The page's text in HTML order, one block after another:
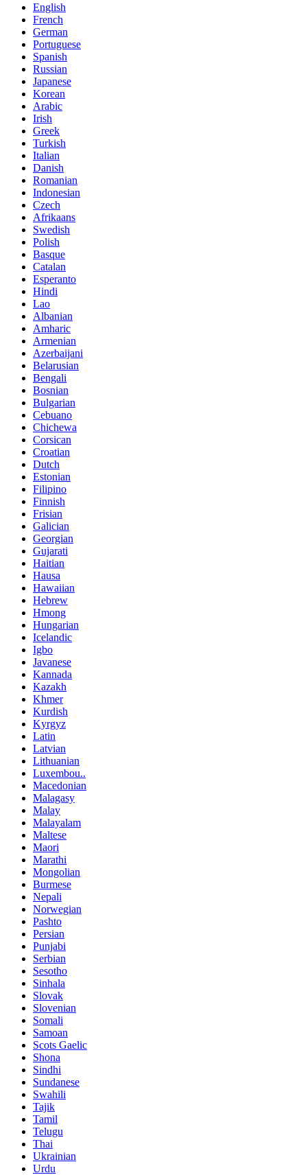
English
French
German
Portuguese
Spanish
Russian
Japanese
Korean
Arabic
Irish
Greek
Turkish
Italian
Danish
Romanian
Indonesian
Czech
Afrikaans
Swedish
Polish
Basque
Catalan
Esperanto
Hindi
Lao
Albanian
Amharic
Armenian
Azerbaijani
Belarusian
Bengali
Bosnian
Bulgarian
Cebuano
Chichewa
Corsican
Croatian
Dutch
Estonian
Filipino
Finnish
Frisian
Galician
Georgian
Gujarati
Haitian
Hausa
Hawaiian
Hebrew
Hmong
Hungarian
Icelandic
Igbo
Javanese
Kannada
Kazakh
Khmer
Kurdish
Kyrgyz
Latin
Latvian
Lithuanian
Luxembou..
Macedonian
Malagasy
Malay
Malayalam
Maltese
Maori
Marathi
Mongolian
Burmese
Nepali
Norwegian
Pashto
Persian
Punjabi
Serbian
Sesotho
Sinhala
Slovak
Slovenian
Somali
Samoan
Scots Gaelic
Shona
Sindhi
Sundanese
Swahili
Tajik
Tamil
Telugu
Thai
Ukrainian
Urdu